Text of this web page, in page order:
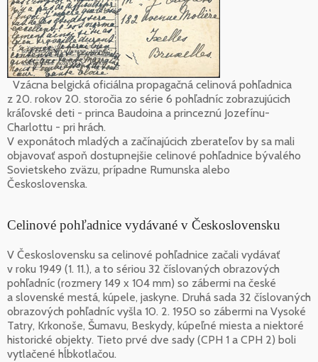
Vzácna belgická oficiálna propagačná celinová pohľadnica
z 20. rokov 20. storočia zo série 6 pohľadníc zobrazujúcich
kráľovské deti - princa Baudoina a princeznú Jozefínu-
Charlottu - pri hrách.
V exponátoch mladých a začínajúcich zberateľov by sa mali
objavovať aspoň dostupnejšie celinové pohľadnice bývalého
Sovietskeho zväzu, prípadne Rumunska alebo
Československa.
Celinové pohľadnice vydávané v Československu
V Československu sa celinové pohľadnice začali vydávať
v roku 1949 (1. 11.), a to sériou 32 číslovaných obrazových
pohľadníc (rozmery 149 x 104 mm) so zábermi na české
a slovenské mestá, kúpele, jaskyne. Druhá sada 32 číslovaných
obrazových pohľadníc vyšla 10. 2. 1950 so zábermi na Vysoké
Tatry, Krkonoše, Šumavu, Beskydy, kúpeľné miesta a niektoré
historické objekty. Tieto prvé dve sady (CPH 1 a CPH 2) boli
vytlačené hĺbkotlačou.